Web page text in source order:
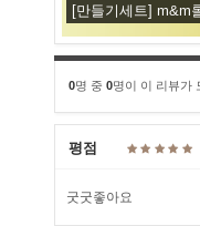
[만들기세트] m&m
0명 중 0명이 이 리뷰가
평점
굿굿좋아요